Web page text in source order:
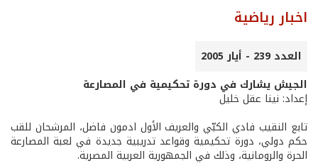
اخبار رياضية
العدد 239 - أيار 2005
الجيش يشارك في دورة تحكيمية في المصارعة
إعداد: نينا عقل خليل
تابع النقيب فادي الكبّي والعريف الأول ادمون فاضل، المرشحان للقب
حكم دولي، دورة تحكيمية وقواعد تدريبية جديدة في لعبة المصارعة
الحرة والرومانية، وذلك في الجمهورية العربية المصرية.